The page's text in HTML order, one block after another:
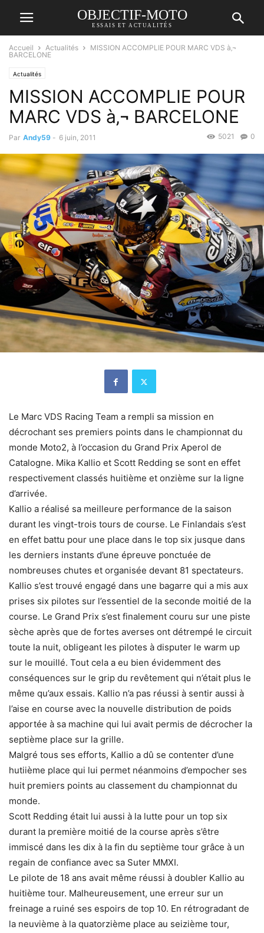
OBJECTIF-MOTO
ESSAIS ET ACTUALITÉS
Accueil Actualités
MISSION ACCOMPLIE POUR MARC VDS à‚¬
BARCELONE
Actualités
MISSION ACCOMPLIE POUR
MARC VDS à‚¬ BARCELONE
Par Andy59 - 6 juin, 2011 0
5021
Le Marc VDS Racing Team a rempli sa mission en
décrochant ses premiers points dans le championnat du
monde Moto2, à l’occasion du Grand Prix Aperol de
Catalogne. Mika Kallio et Scott Redding se sont en effet
respectivement classés huitième et onzième sur la ligne
d’arrivée.
Kallio a réalisé sa meilleure performance de la saison
durant les vingt-trois tours de course. Le Finlandais s’est
en effet battu pour une place dans le top six jusque dans
les derniers instants d’une épreuve ponctuée de
nombreuses chutes et organisée devant 81 spectateurs.
Kallio s’est trouvé engagé dans une bagarre qui a mis aux
prises six pilotes sur l’essentiel de la seconde moitié de la
course. Le Grand Prix s’est finalement couru sur une piste
sèche après que de fortes averses ont détrempé le circuit
toute la nuit, obligeant les pilotes à disputer le warm up
sur le mouillé. Tout cela a eu bien évidemment des
conséquences sur le grip du revêtement qui n’était plus le
même qu’aux essais. Kallio n’a pas réussi à sentir aussi à
l’aise en course avec la nouvelle distribution de poids
apportée à sa machine qui lui avait permis de décrocher la
septième place sur la grille.
Malgré tous ses efforts, Kallio a dû se contenter d’une
hutiième place qui lui permet néanmoins d’empocher ses
huit premiers points au classement du championnat du
monde.
Scott Redding était lui aussi à la lutte pour un top six
durant la première moitié de la course après s’être
immiscé dans les dix à la fin du septième tour grâce à un
regain de confiance avec sa Suter MMXI.
Le pilote de 18 ans avait même réussi à doubler Kallio au
huitième tour. Malheureusement, une erreur sur un
freinage a ruiné ses espoirs de top 10. En rétrogradant de
la neuvième à la quatorzième place au seizième tour,